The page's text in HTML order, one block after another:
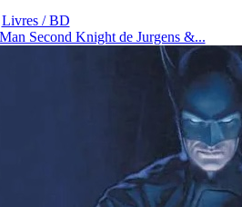
Livres / BD
Second Knight de Jurgens &...